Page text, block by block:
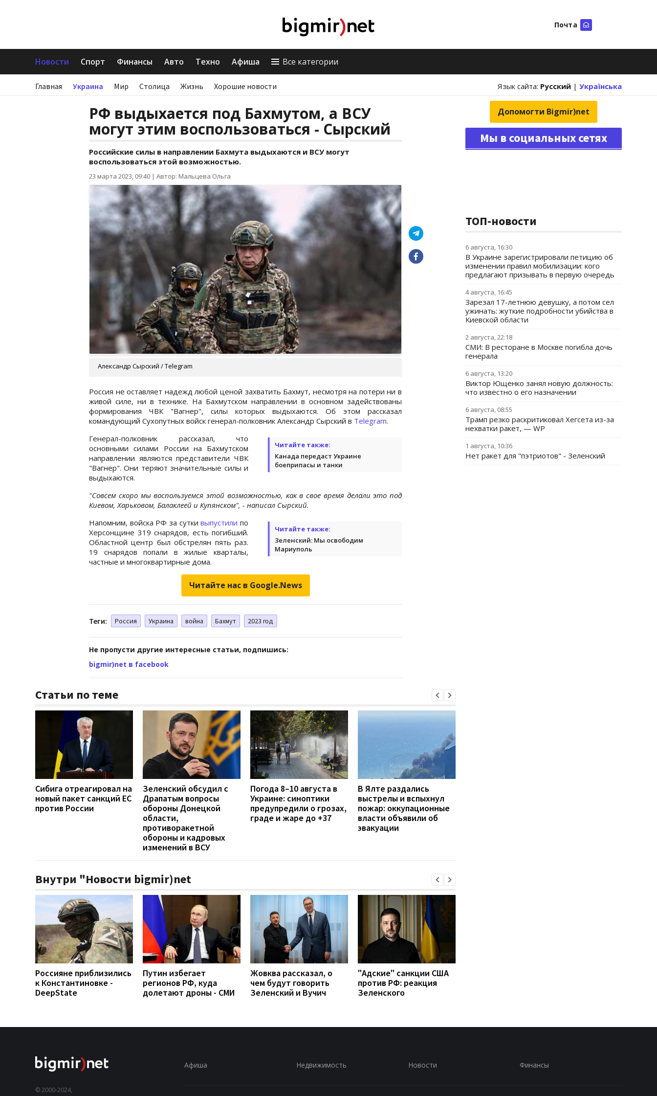
Почта
Новости Спорт Финансы Авто Техно Афиша Все категории
Главная Украина Мир Столица Жизнь Хорошие новости Язык сайта: Русский | Українська
РФ выдыхается под Бахмутом, а ВСУ
могут этим воспользоваться - Сырский
Российские силы в направлении Бахмута выдыхаются и ВСУ могут
воспользоваться этой возможностью.
23 марта 2023, 09:40 | Автор: Мальцева Ольга
Александр Сырский / Telegram
Россия не оставляет надежд любой ценой захватить Бахмут, несмотря на потери ни в
живой силе, ни в технике. На Бахмутском направлении в основном задействованы
формирования ЧВК "Вагнер", силы которых выдыхаются. Об этом рассказал
командующий Сухопутных войск генерал-полковник Александр Сырский в Telegram.
Читайте также:
Канада передаст Украине
боеприпасы и танки
Генерал-полковник рассказал, что
основными силами России на Бахмутском
направлении являются представители ЧВК
"Вагнер". Они теряют значительные силы и
выдыхаются.
"Совсем скоро мы воспользуемся этой возможностью, как в свое время делали это под
Киевом, Харьковом, Балаклеей и Купянском", - написал Сырский.
Читайте также:
Зеленский: Мы освободим
Мариуполь
Напомним, войска РФ за суткивыпустили по
Херсонщине 319 снарядов, есть погибший.
Областной центр был обстрелян пять раз.
19 снарядов попали в жилые кварталы,
частные и многоквартирные дома.
Читайте нас в Google.News
Теги: Россия Украина война Бахмут 2023 год
Не пропусти другие интересные статьи, подпишись:
bigmir)net в facebook
Статьи по теме
Сибига отреагировал на
новый пакет санкций ЕС
против России
Зеленский обсудил с
Драпатым вопросы
обороны Донецкой
области,
противоракетной
обороны и кадровых
изменений в ВСУ
Погода 8–10 августа в
Украине: синоптики
предупредили о грозах,
граде и жаре до +37
В Ялте раздались
выстрелы и вспыхнул
пожар: оккупационные
власти объявили об
эвакуации
Внутри "Новости bigmir)net
Россияне приблизились
к Константиновке -
DeepState
Путин избегает
регионов РФ, куда
долетают дроны - СМИ
Жовква рассказал, о
чем будут говорить
Зеленский и Вучич
"Адские" санкции США
против РФ: реакция
Зеленского
Допомогти Bigmir)net
Мы в социальных сетях
ТОП-новости
6 августа, 16:30
В Украине зарегистрировали петицию об
изменении правил мобилизации: кого
предлагают призывать в первую очередь
4 августа, 16:45
Зарезал 17-летнюю девушку, а потом сел
ужинать: жуткие подробности убийства в
Киевской области
2 августа, 22:18
СМИ: В ресторане в Москве погибла дочь
генерала
6 августа, 13:20
Виктор Ющенко занял новую должность:
что известно о его назначении
6 августа, 08:55
Трамп резко раскритиковал Хегсета из-за
нехватки ракет, — WP
1 августа, 10:36
Нет ракет для "пэтриотов" - Зеленский
© 2000-2024,
Афиша Недвижимость Новости Финансы